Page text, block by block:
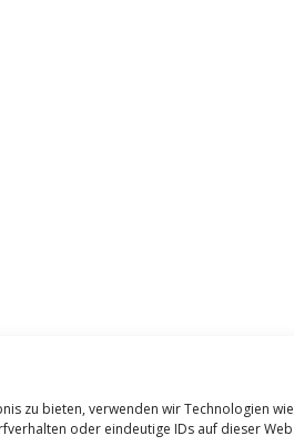
zu bieten, verwenden wir Technologien
oder eindeutige IDs auf dieser